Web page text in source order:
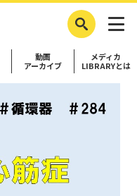
動画
アーカイブ
メディカ
LIBRARYとは